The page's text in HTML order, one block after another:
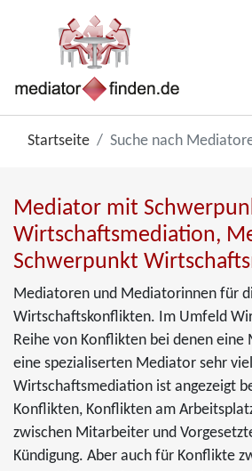
Startseite Suche nach
Mediator mit
Wirtschaftsmediation,
Schwerpunkt
Mediatoren und Mediatorinnen für
Wirtschaftskonflikten. Im Umfeld
Reihe von Konflikten bei denen
eine spezialiserten Mediator sehr
Wirtschaftsmediation ist angezeigt
Konflikten, Konflikten am
zwischen Mitarbeiter und
Kündigung. Aber auch für Konflikte